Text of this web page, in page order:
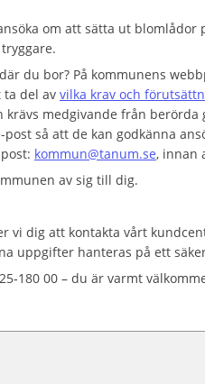
om att sätta ut
du bor? På kommunens
del av vilka krav och
medgivande från berörda
så att de kan godkänna
kommun@tanum.se, innan
av sig till dig.
vi dig att kontakta vårt
uppgifter hanteras på ett
00 – du är varmt